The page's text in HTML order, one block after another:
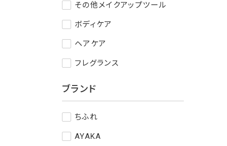
その他メイクアップツール
ボディケア
ヘアケア
フレグランス
ブランド
ちふれ
AYAKA